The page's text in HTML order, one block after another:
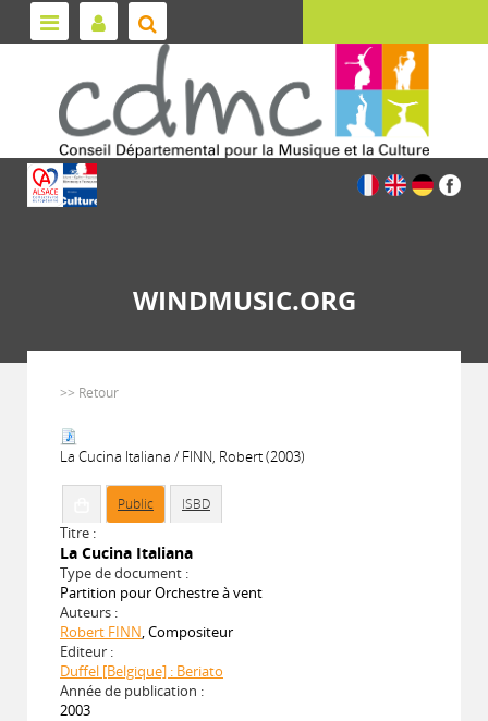
WINDMUSIC.ORG
>> Retour
La Cucina Italiana / FINN, Robert (2003)
Public ISBD
Titre :
La Cucina Italiana
Type de document :
Partition pour Orchestre à vent
Auteurs :
Robert FINN, Compositeur
Editeur :
Duffel [Belgique] : Beriato
Année de publication :
2003